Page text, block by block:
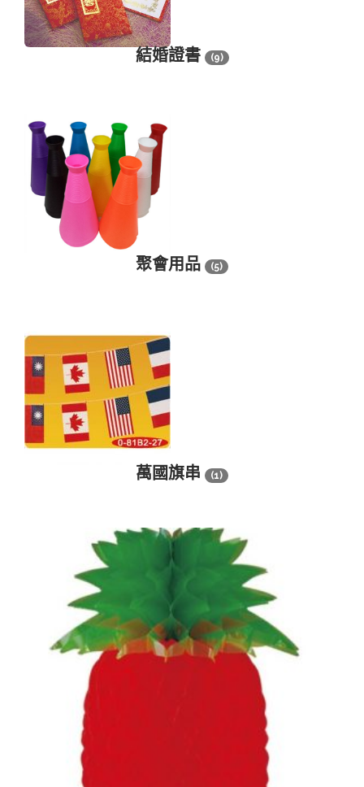
結婚證書 (9)
聚會用品 (5)
萬國旗串 (1)